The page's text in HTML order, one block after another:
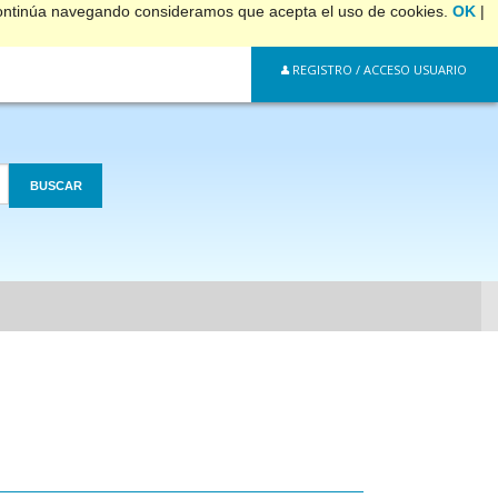
navegando consideramos que acepta el uso de cookies. OK |
REGISTRO / ACCESO USUARIO
BUSCAR